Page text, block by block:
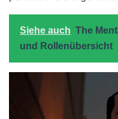
Siehe auch The
und Rollenübersicht